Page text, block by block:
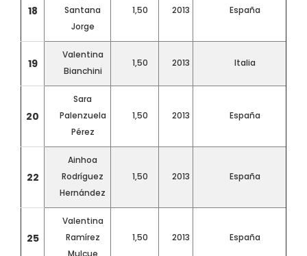
18
Santana
Jorge
1,50 2013 España
19
Valentina
Bianchini
1,50 2013 Italia
20
Sara
Palenzuela
Pérez
1,50 2013 España
22
Ainhoa
Rodríguez
Hernández
1,50 2013 España
25
Valentina
Ramírez
Mulcue
1,50 2013 España